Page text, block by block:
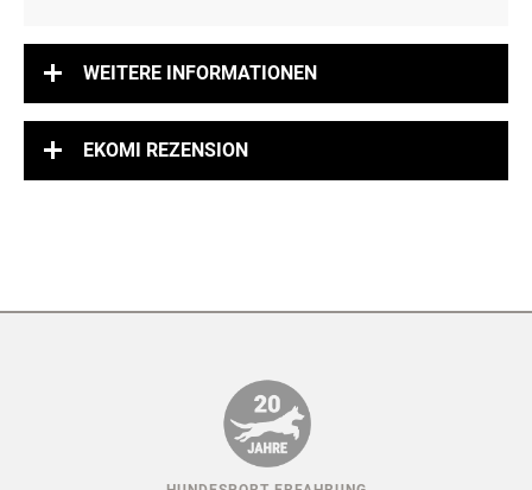
WEITERE INFORMATIONEN
EKOMI REZENSION